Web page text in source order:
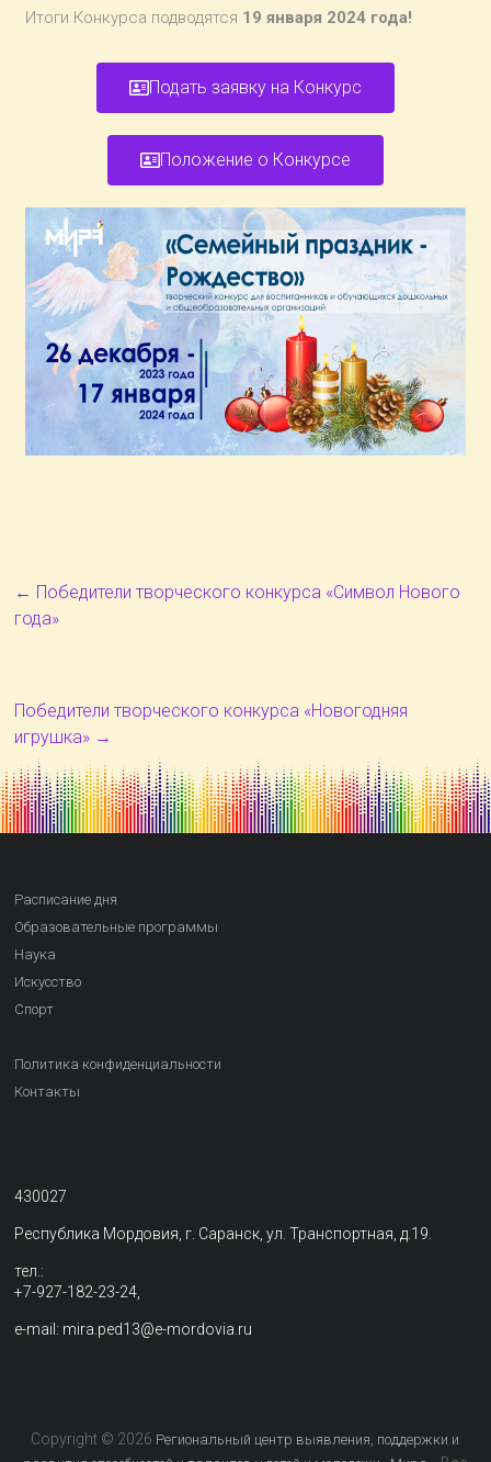
Итоги Конкурса подводятся 19 января 2024 года!
Подать заявку на Конкурс
Положение о Конкурсе
← Победители творческого конкурса «Символ Нового
года»
Победители творческого конкурса «Новогодняя
игрушка» →
Расписание дня
Образовательные программы
Наука
Искусство
Спорт
Политика конфиденциальности
Контакты
430027
Республика Мордовия, г. Саранск, ул. Транспортная, д.19.
тел.:
+7-927-182-23-24,
e-mail: mira.ped13@e-mordovia.ru
Copyright © 2026 Региональный центр выявления, поддержки и